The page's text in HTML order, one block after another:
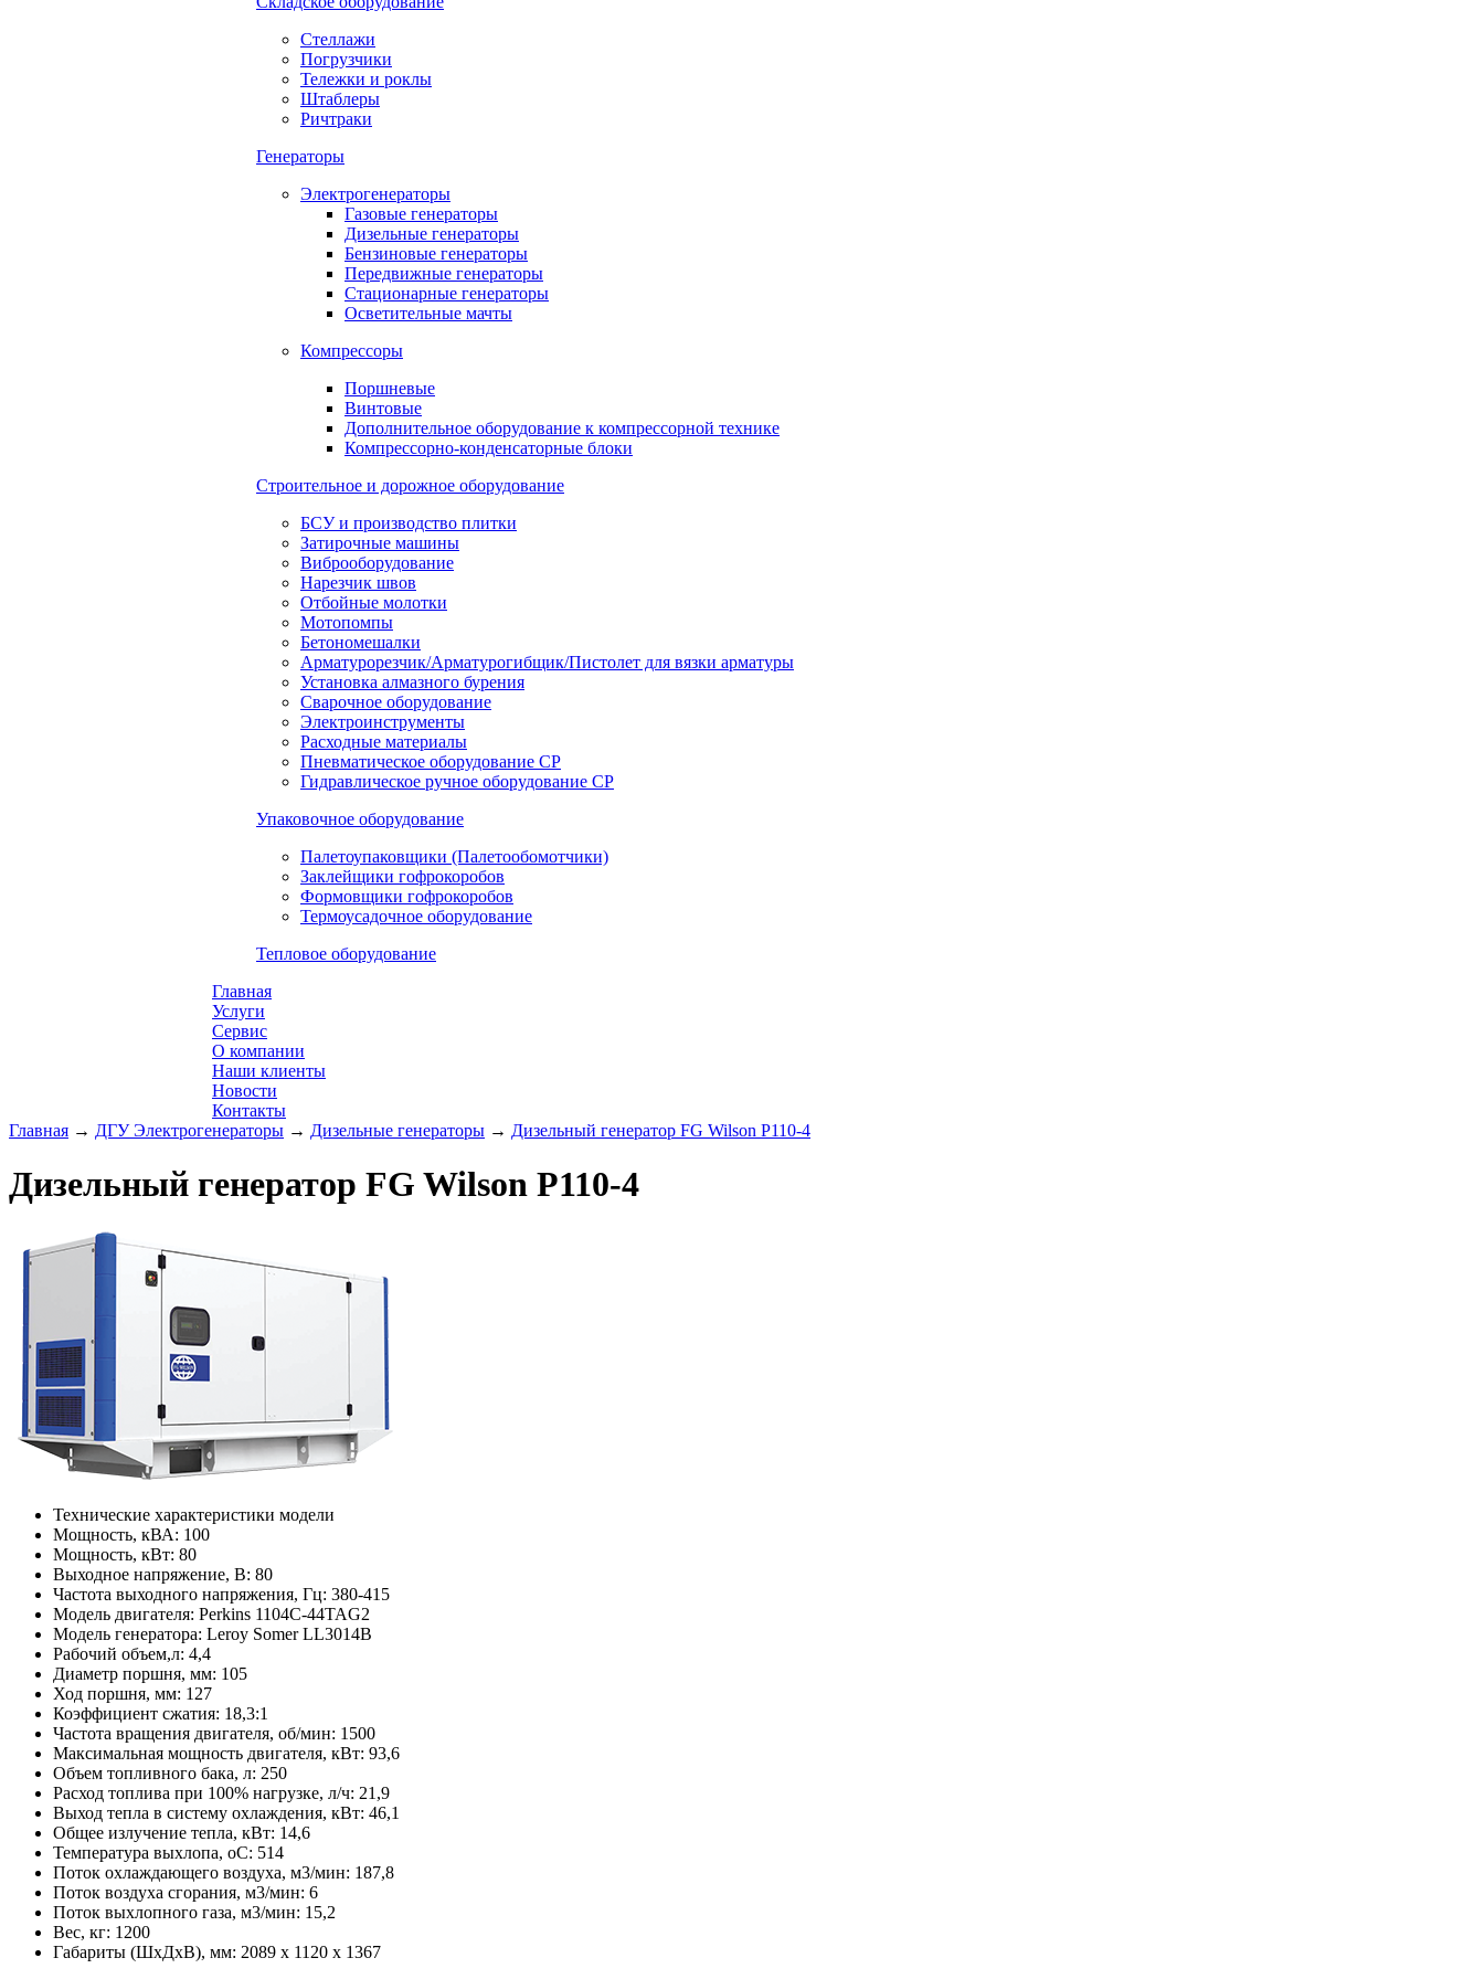
Стеллажи
Погрузчики
Тележки и роклы
Штаблеры
Ричтраки
Генераторы
Электрогенераторы
Газовые генераторы
Дизельные генераторы
Бензиновые генераторы
Передвижные генераторы
Стационарные генераторы
Осветительные мачты
Компрессоры
Поршневые
Винтовые
Дополнительное оборудование к компрессорной технике
Компрессорно-конденсаторные блоки
Строительное и дорожное оборудование
БСУ и производство плитки
Затирочные машины
Виброоборудование
Нарезчик швов
Отбойные молотки
Мотопомпы
Бетономешалки
Арматурорезчик/Арматурогибщик/Пистолет для вязки арматуры
Установка алмазного бурения
Сварочное оборудование
Электроинструменты
Расходные материалы
Пневматическое оборудование CP
Гидравлическое ручное оборудование CP
Упаковочное оборудование
Палетоупаковщики (Палетообомотчики)
Заклейщики гофрокоробов
Формовщики гофрокоробов
Термоусадочное оборудование
Тепловое оборудование
Главная
Услуги
Сервис
О компании
Наши клиенты
Новости
Контакты
Главная → ДГУ Электрогенераторы → Дизельные генераторы → Дизельный генератор FG Wilson P110-4
Дизельный генератор FG Wilson P110-4
Технические характеристики модели
Мощность, кВА: 100
Мощность, кВт: 80
Выходное напряжение, В: 80
Частота выходного напряжения, Гц: 380-415
Модель двигателя: Perkins 1104C-44TAG2
Модель генератора: Leroy Somer LL3014B
Рабочий объем,л: 4,4
Диаметр поршня, мм: 105
Ход поршня, мм: 127
Коэффициент сжатия: 18,3:1
Частота вращения двигателя, об/мин: 1500
Максимальная мощность двигателя, кВт: 93,6
Объем топливного бака, л: 250
Расход топлива при 100% нагрузке, л/ч: 21,9
Выход тепла в систему охлаждения, кВт: 46,1
Общее излучение тепла, кВт: 14,6
Температура выхлопа, oC: 514
Поток охлаждающего воздуха, м3/мин: 187,8
Поток воздуха сгорания, м3/мин: 6
Поток выхлопного газа, м3/мин: 15,2
Вес, кг: 1200
Габариты (ШхДхВ), мм: 2089 x 1120 x 1367